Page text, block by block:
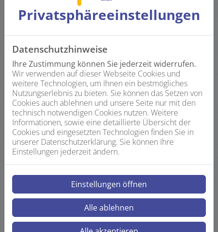
Weiterlesen
Sanitärinstallationen für langfristig
sauberes Wasser sind unsere Stärke.
Wir unterstützen Sie aber in vielen
weiteren Bereichen der Haustechnik –
Privatsphäre­einstellungen
Datenschutzhinweise
Ihre Zustimmung können Sie jederzeit widerrufen.
Wir verwenden auf dieser Webseite Cookies und
weitere Technologien, um Ihnen ein bestmögliches
Nutzungserlebnis zu bieten. Sie können das Setzen von
Cookies auch ablehnen und unsere Seite nur mit den
technisch notwendigen Cookies nutzen. Weitere
Informationen, sowie eine detaillierte Übersicht der
Cookies und eingesetzten Technologien finden Sie in
unserer Datenschutzerklärung. Sie können Ihre
Einstellungen jederzeit ändern.
Einstellungen öffnen
Alle ablehnen